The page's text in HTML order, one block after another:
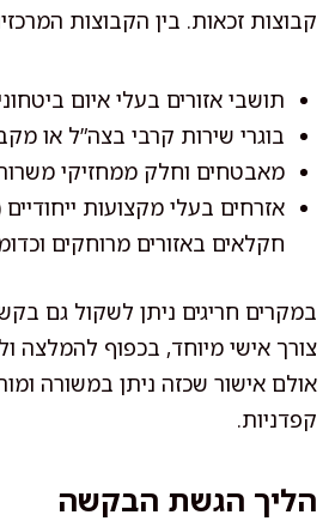
קבוצות זכאות. בין הקבוצות
תושבי אזורים בעלי איום
בוגרי שירות קרבי בצה”ל או
מאבטחים וחלק ממחזיקי
אזרחים בעלי מקצועות
חקלאים באזורים מרוחקים
במקרים חריגים ניתן לשקול גם
צורך אישי מיוחד, בכפוף להמלצה
אולם אישור שכזה ניתן במשורה
קפדניות.
הליך הגשת הבקשה